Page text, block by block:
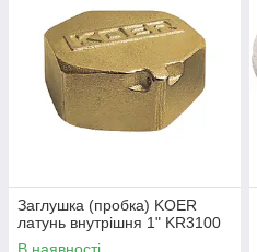
Заглушка (пробка) KOER
латунь внутрішня 1" KR3100